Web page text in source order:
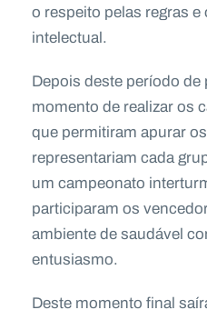
o respeito pelas regras
intelectual.
Depois deste período
momento de realizar os
que permitiram apurar
representariam cada
um campeonato
participaram os
ambiente de saudável
entusiasmo.
Deste momento final